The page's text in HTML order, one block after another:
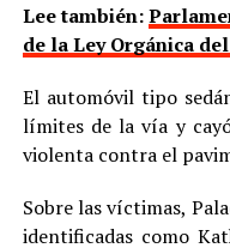
Lee también:
de la Ley Orgánica del
El automóvil tipo
límites de la vía y
violenta contra el
Sobre las víctimas,
identificadas como